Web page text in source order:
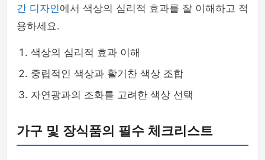
간 디자인에서 색상의 심리적 효과를 잘 이해하고 적
용하세요.
색상의 심리적 효과 이해
중립적인 색상과 활기찬 색상 조합
자연광과의 조화를 고려한 색상 선택
가구 및 장식품의 필수 체크리스트